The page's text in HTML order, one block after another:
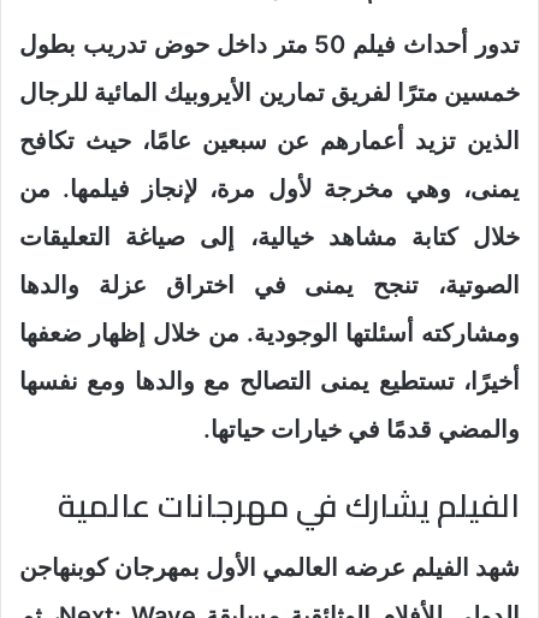
تدور أحداث فيلم 50 متر داخل حوض تدريب بطول
خمسين مترًا لفريق تمارين الأيروبيك المائية للرجال
الذين تزيد أعمارهم عن سبعين عامًا، حيث تكافح
يمنى، وهي مخرجة لأول مرة، لإنجاز فيلمها. من
خلال كتابة مشاهد خيالية، إلى صياغة التعليقات
الصوتية، تنجح يمنى في اختراق عزلة والدها
ومشاركته أسئلتها الوجودية. من خلال إظهار ضعفها
أخيرًا، تستطيع يمنى التصالح مع والدها ومع نفسها
والمضي قدمًا في خيارات حياتها.
الفيلم يشارك في مهرجانات عالمية
شهد الفيلم عرضه العالمي الأول بمهرجان كوبنهاجن